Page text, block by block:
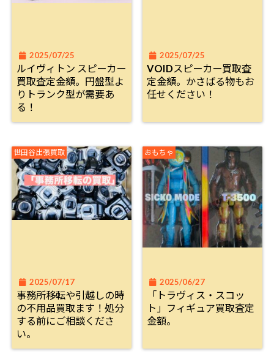
2025/07/25
ルイヴィトン スピーカー
買取査定金額。円盤型よ
りトランク型が需要あ
る！
2025/07/25
VOIDスピーカー買取査
定金額。かさばる物もお
任せください！
世田谷出張買取
2025/07/17
事務所移転や引越しの時
の不用品買取ます！処分
する前にご相談くださ
い。
おもちゃ
2025/06/27
「トラヴィス・スコッ
ト」フィギュア買取査定
金額。